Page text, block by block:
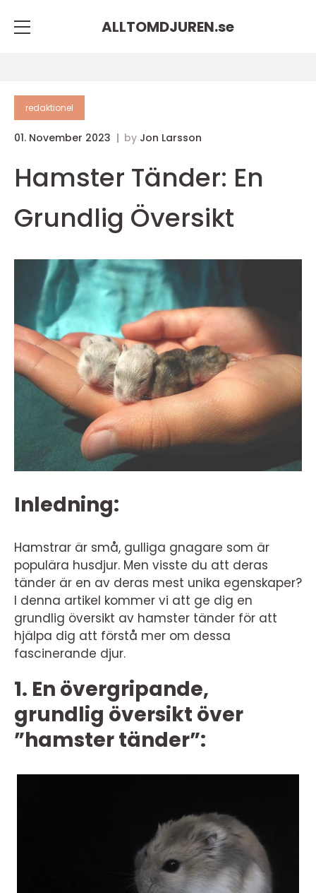
ALLTOMDJUREN.se
redaktionel
01. November 2023 by Jon Larsson
Hamster Tänder: En
Grundlig Översikt
Inledning:
Hamstrar är små, gulliga gnagare som är
populära husdjur. Men visste du att deras
tänder är en av deras mest unika egenskaper?
I denna artikel kommer vi att ge dig en
grundlig översikt av hamster tänder för att
hjälpa dig att förstå mer om dessa
fascinerande djur.
1. En övergripande,
grundlig översikt över
”hamster tänder”: